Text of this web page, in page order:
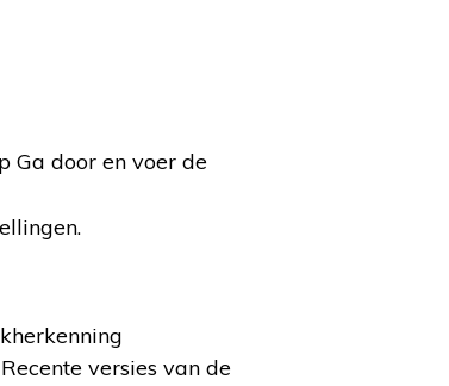
Ga door en voer de
versies van de